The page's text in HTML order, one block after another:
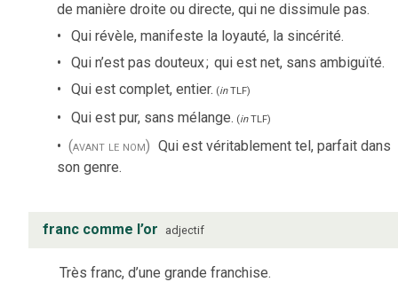
de manière droite ou directe, qui ne dissimule pas.
Qui révèle, manifeste la loyauté, la sincérité.
Qui n’est pas douteux; qui est net, sans ambiguïté.
Qui est complet, entier. (inTLF)
Qui est pur, sans mélange. (inTLF)
(avant le nom) Qui est véritablement tel, parfait dans
son genre.
franc comme l’or adjectif
Très franc, d’une grande franchise.